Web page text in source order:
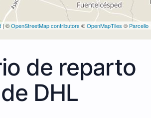
| ©OpenStreetMap contributors ©OpenMapTiles © Parcello
de reparto
de DHL